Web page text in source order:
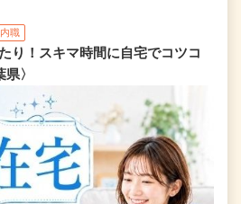
職
り！スキマ時間に自宅でコツコ
〉